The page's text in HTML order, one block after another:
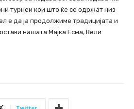
турнеи кои што ќе се одржат низ
е да ја продолжиме традицијата и
нашата Мајка Есма, Вели